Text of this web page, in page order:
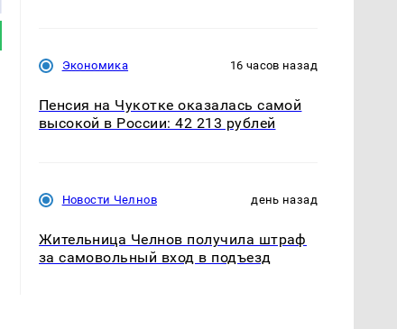
Экономика 16 часов назад
Пенсия на Чукотке оказалась самой
высокой в России: 42 213 рублей
Новости Челнов день назад
Жительница Челнов получила штраф
за самовольный вход в подъезд